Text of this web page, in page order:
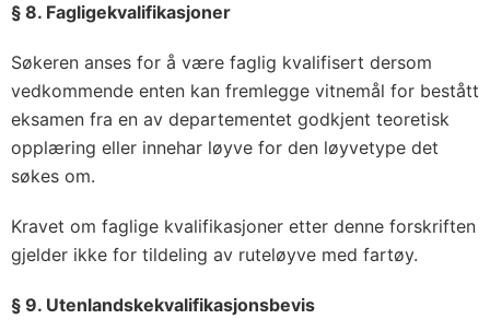
§ 8. Fagligekvalifikasjoner
Søkeren anses for å være faglig kvalifisert dersom
vedkommende enten kan fremlegge vitnemål for bestått
eksamen fra en av departementet godkjent teoretisk
opplæring eller innehar løyve for den løyvetype det
søkes om.
Kravet om faglige kvalifikasjoner etter denne forskriften
gjelder ikke for tildeling av ruteløyve med fartøy.
§ 9. Utenlandskekvalifikasjonsbevis